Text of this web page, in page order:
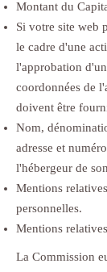
Montant du
Si votre site web
le cadre d'une
l'approbation
coordonnées de
doivent être
Nom,
adresse et
l'hébergeur de
Mentions
personnelles.
Mentions
La Commission